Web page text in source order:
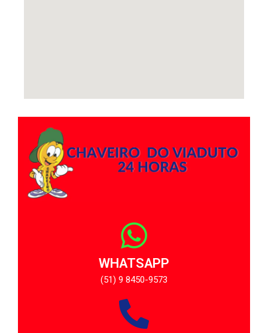
WHATSAPP
(51) 9 8450-9573